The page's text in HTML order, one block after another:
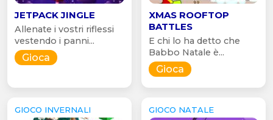
JETPACK JINGLE
Allenate i vostri riflessi
vestendo i panni...
Gioca
XMAS ROOFTOP
BATTLES
E chi lo ha detto che
Babbo Natale è...
Gioca
GIOCO INVERNALI GIOCO NATALE